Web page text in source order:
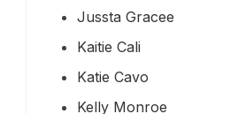
Jussta Gracee
Kaitie Cali
Katie Cavo
Kelly Monroe